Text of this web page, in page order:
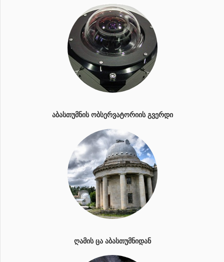
ᲐᲑᲐᲡᲗᲣᲛᲜᲘᲡ ᲝᲑᲡᲔᲠᲕᲐᲢᲝᲠᲘᲘᲡ ᲒᲕᲔᲠᲓᲘ
ᲦᲐᲛᲘᲡ ᲪᲐ ᲐᲑᲐᲡᲗᲣᲛᲜᲘᲓᲐᲜ